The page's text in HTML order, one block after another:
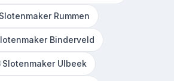
Slotenmaker Rummen
Binderveld
Slotenmaker Ulbeek